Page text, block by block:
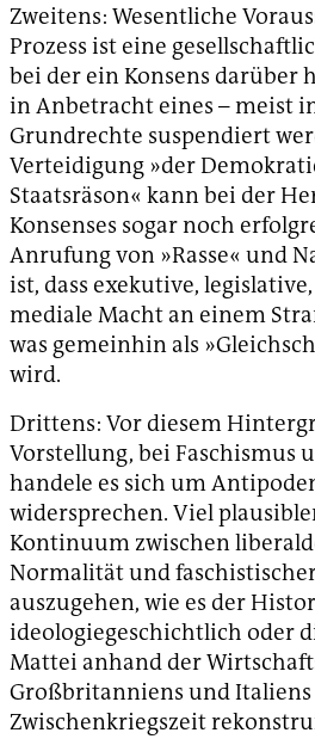
Zweitens: Wesentliche
Prozess ist eine
bei der ein Konsens darüber
in Anbetracht eines – meist
Grundrechte suspendiert
Verteidigung »der
Staatsräson« kann bei der
Konsenses sogar noch
Anrufung von »Rasse« und
ist, dass exekutive,
mediale Macht an einem
was gemeinhin als
wird.
Drittens: Vor diesem
Vorstellung, bei Faschismus
handele es sich um
widersprechen. Viel
Kontinuum zwischen
Normalität und
auszugehen, wie es der
ideologiegeschichtlich oder
Mattei anhand der
Großbritanniens und
Zwischenkriegszeit